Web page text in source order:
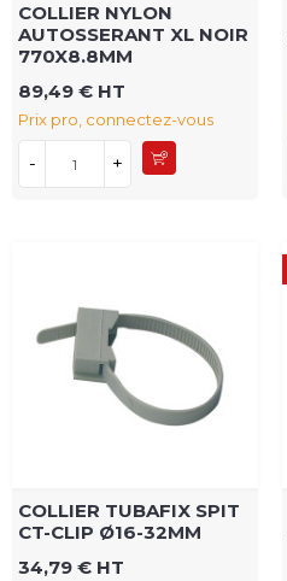
COLLIER NYLON
AUTOSSERANT XL NOIR
770X8.8MM
89,49 € HT
Prix pro, connectez-vous
- +
COLLIER TUBAFIX SPIT
CT-CLIP Ø16-32MM
34,79 € HT